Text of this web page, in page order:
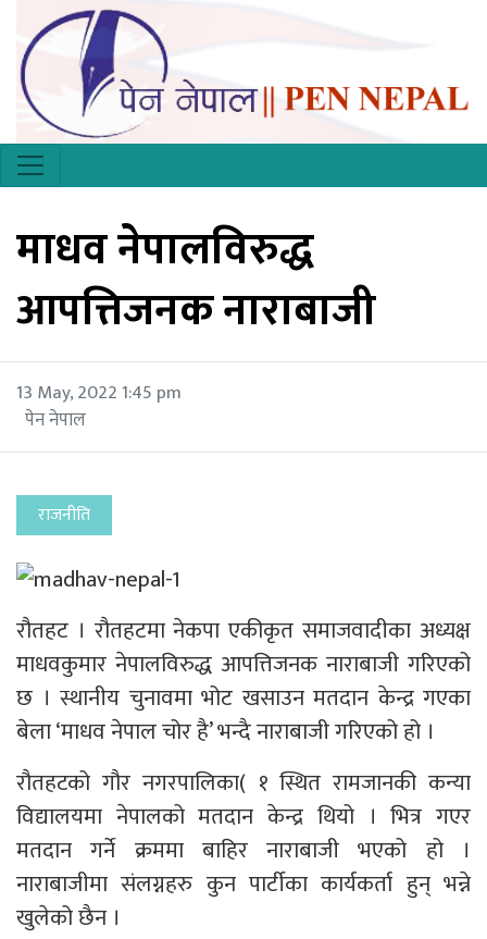
माधव नेपालविरुद्ध
आपत्तिजनक नाराबाजी
13 May, 2022 1:45 pm
पेन नेपाल
राजनीति
रौतहट । रौतहटमा नेकपा एकीकृत समाजवादीका अध्यक्ष
माधवकुमार नेपालविरुद्ध आपत्तिजनक नाराबाजी गरिएको
छ । स्थानीय चुनावमा भोट खसाउन मतदान केन्द्र गएका
बेला ‘माधव नेपाल चोर है’ भन्दै नाराबाजी गरिएको हो ।
रौतहटको गौर नगरपालिका( १ स्थित रामजानकी कन्या
विद्यालयमा नेपालको मतदान केन्द्र थियो । भित्र गएर
मतदान गर्ने क्रममा बाहिर नाराबाजी भएको हो ।
नाराबाजीमा संलग्नहरु कुन पार्टीका कार्यकर्ता हुन् भन्ने
खुलेको छैन ।